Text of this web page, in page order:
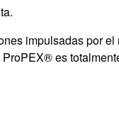
impulsadas por
es